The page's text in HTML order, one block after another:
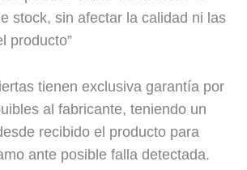
stock, sin afectar la calidad ni las
producto”
tienen exclusiva garantía por
al fabricante, teniendo un
recibido el producto para
ante posible falla detectada.